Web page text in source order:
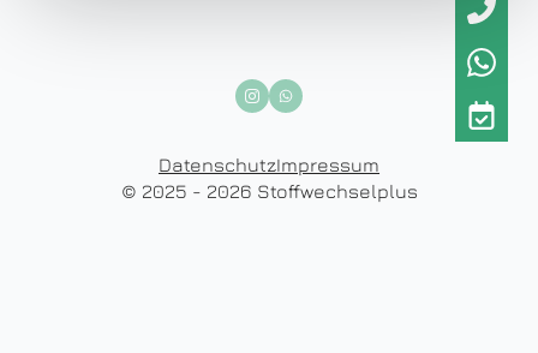
DatenschutzImpressum
© 2025 - 2026 Stoffwechselplus